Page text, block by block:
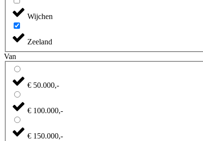
Wijchen
Zeeland
Van
€ 50.000,-
€ 100.000,-
€ 150.000,-